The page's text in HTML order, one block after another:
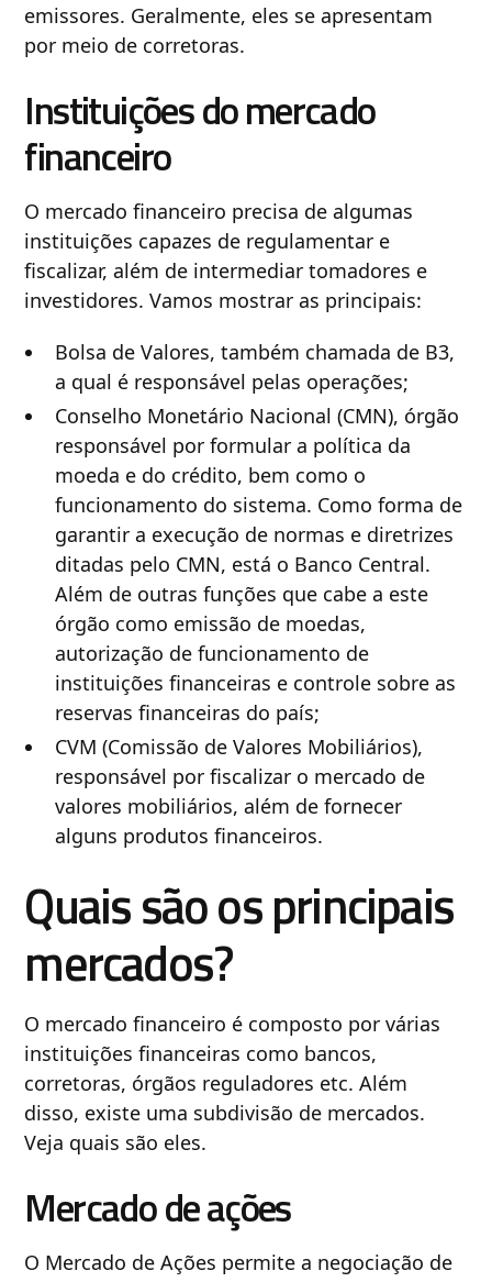
emissores. Geralmente, eles se apresentam
por meio de corretoras.
Instituições do mercado
financeiro
O mercado financeiro precisa de algumas
instituições capazes de regulamentar e
fiscalizar, além de intermediar tomadores e
investidores. Vamos mostrar as principais:
Bolsa de Valores, também chamada de B3,
a qual é responsável pelas operações;
Conselho Monetário Nacional (CMN), órgão
responsável por formular a política da
moeda e do crédito, bem como o
funcionamento do sistema. Como forma de
garantir a execução de normas e diretrizes
ditadas pelo CMN, está o Banco Central.
Além de outras funções que cabe a este
órgão como emissão de moedas,
autorização de funcionamento de
instituições financeiras e controle sobre as
reservas financeiras do país;
CVM (Comissão de Valores Mobiliários),
responsável por fiscalizar o mercado de
valores mobiliários, além de fornecer
alguns produtos financeiros.
Quais são os principais
mercados?
O mercado financeiro é composto por várias
instituições financeiras como bancos,
corretoras, órgãos reguladores etc. Além
disso, existe uma subdivisão de mercados.
Veja quais são eles.
Mercado de ações
O Mercado de Ações permite a negociação de